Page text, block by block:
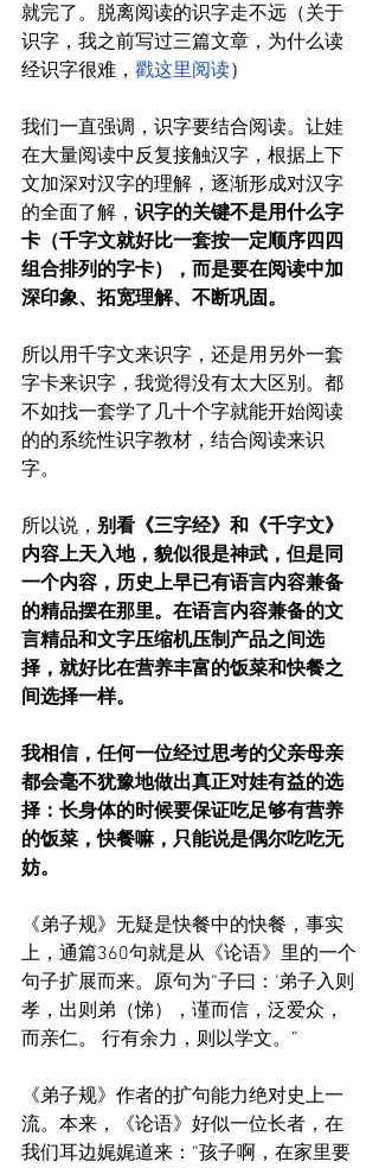
就完了。脱离阅读的识字走不远（关于
识字，我之前写过三篇文章， 为什么读
经识字很难， 戳这里阅读）
我们一直强调，识字要结合阅读。让娃
在大量阅读中反复接触汉字，根据上下
文加深对汉字的理解，逐渐形成对汉字
的全面了解， 识字的关键不是用什么字
卡（千字文就好比一套按一定顺序四四
组合排列的字卡），而是要在阅读中加
深印象、拓宽理解、不断巩固。
所以用千字文来识字，还是用另外一套
字卡来识字，我觉得没有太大区别。都
不如找一套学了几十个字就能开始阅读
的的系统性识字教材，结合阅读来识
字。
所以说， 别看《三字经》和《千字文》
内容上天入地，貌似很是神武，但是同
一个内容，历史上早已有语言内容兼备
的精品摆在那里。在语言内容兼备的文
言精品和文字压缩机压制产品之间选
择，就好比在营养丰富的饭菜和快餐之
间选择一样。
我相信，任何一位经过思考的父亲母亲
都会毫不犹豫地做出真正对娃有益的选
择：长身体的时候要保证吃足够有营养
的饭菜，快餐嘛，只能说是偶尔吃吃无
妨。
《弟子规》无疑是快餐中的快餐，事实
上，通篇360句就是从《论语》里的一个
句子扩展而来。原句为“子曰：‘弟子入则
孝，出则弟（悌），谨而信，泛爱众，
而亲仁。 行有余力，则以学文。”
《弟子规》作者的扩句能力绝对史上一
流。本来，《论语》好似一位长者，在
我们耳边娓娓道来：“孩子啊，在家里要